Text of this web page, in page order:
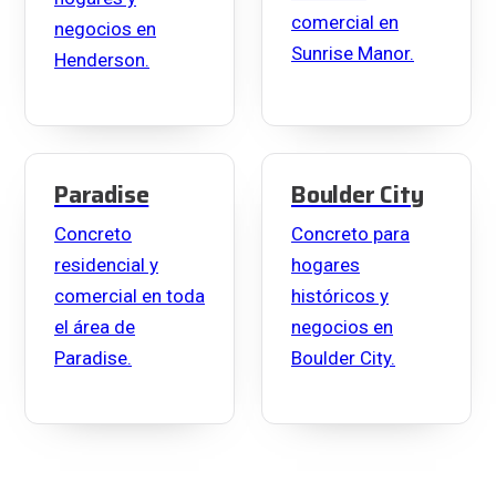
negocios en
Henderson.
comercial en
Sunrise Manor.
Paradise
Concreto
residencial y
comercial en toda
el área de
Paradise.
Boulder City
Concreto para
hogares
históricos y
negocios en
Boulder City.